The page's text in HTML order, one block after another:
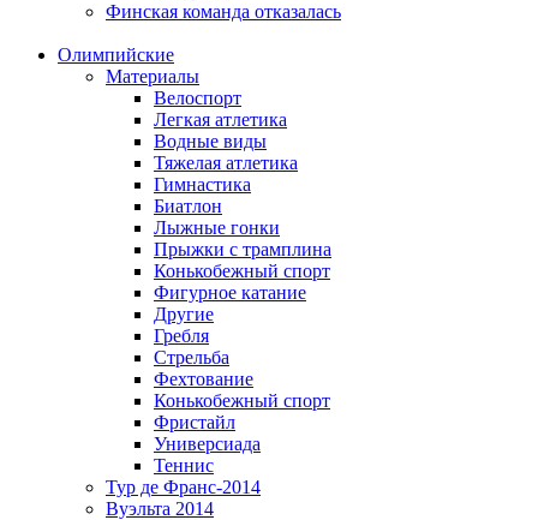
Финская команда отказалась
Олимпийские
Материалы
Велоспорт
Легкая атлетика
Водные виды
Тяжелая атлетика
Гимнастика
Биатлон
Лыжные гонки
Прыжки с трамплина
Конькобежный спорт
Фигурное катание
Другие
Гребля
Стрельба
Фехтование
Конькобежный спорт
Фристайл
Универсиада
Теннис
Тур де Франс-2014
Вуэльта 2014